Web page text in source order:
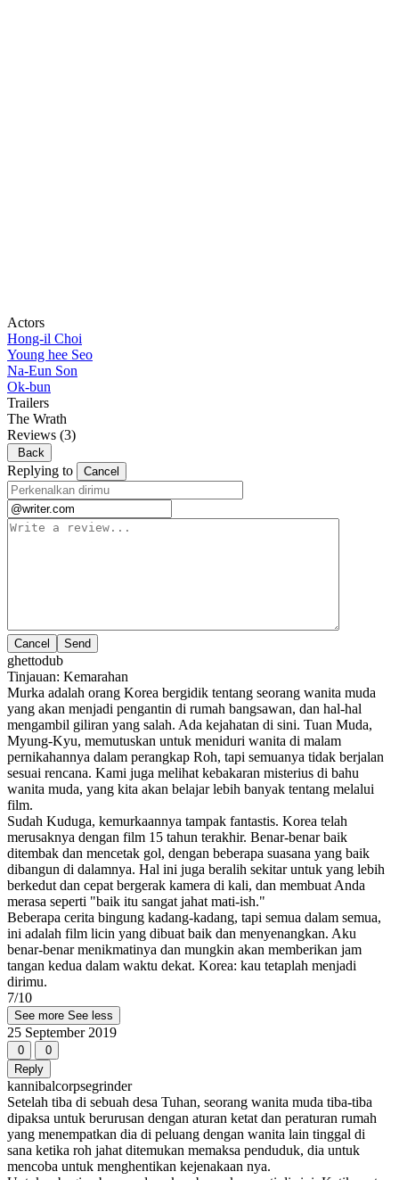
Actors
Hong-il Choi
Young hee Seo
Na-Eun Son
Ok-bun
Trailers
The Wrath
Reviews (3)
Back
Replying to Cancel
Cancel
ghettodub
Tinjauan: Kemarahan
Murka adalah orang Korea bergidik tentang seorang wanita muda
yang akan menjadi pengantin di rumah bangsawan, dan hal-hal
mengambil giliran yang salah. Ada kejahatan di sini. Tuan Muda,
Myung-Kyu, memutuskan untuk meniduri wanita di malam
pernikahannya dalam perangkap Roh, tapi semuanya tidak berjalan
sesuai rencana. Kami juga melihat kebakaran misterius di bahu
wanita muda, yang kita akan belajar lebih banyak tentang melalui
film.
Sudah Kuduga, kemurkaannya tampak fantastis. Korea telah
merusaknya dengan film 15 tahun terakhir. Benar-benar baik
ditembak dan mencetak gol, dengan beberapa suasana yang baik
dibangun di dalamnya. Hal ini juga beralih sekitar untuk yang lebih
berkedut dan cepat bergerak kamera di kali, dan membuat Anda
merasa seperti "baik itu sangat jahat mati-ish."
Beberapa cerita bingung kadang-kadang, tapi semua dalam semua,
ini adalah film licin yang dibuat baik dan menyenangkan. Aku
benar-benar menikmatinya dan mungkin akan memberikan jam
tangan kedua dalam waktu dekat. Korea: kau tetaplah menjadi
dirimu.
7/10
See more See less
25 September 2019
0
0
Reply
kannibalcorpsegrinder
Setelah tiba di sebuah desa Tuhan, seorang wanita muda tiba-tiba
dipaksa untuk berurusan dengan aturan ketat dan peraturan rumah
yang menempatkan dia di peluang dengan wanita lain tinggal di
sana ketika roh jahat ditemukan memaksa penduduk, dia untuk
mencoba untuk menghentikan kejenakaan nya.